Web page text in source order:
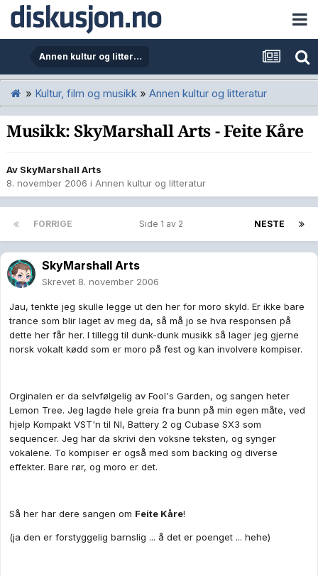
Annen kultur og litteratur
» Kultur, film og musikk » Annen kultur og litteratur
Musikk: SkyMarshall Arts - Feite Kåre
Av SkyMarshall Arts
8. november 2006 i Annen kultur og litteratur
FORRIGE NESTE
Side 1 av 2
SkyMarshall Arts
Skrevet 8. november 2006
Jau, tenkte jeg skulle legge ut den her for moro skyld. Er ikke bare
trance som blir laget av meg da, så må jo se hva responsen på
dette her får her. I tillegg til dunk-dunk musikk så lager jeg gjerne
norsk vokalt kødd som er moro på fest og kan involvere kompiser.
Orginalen er da selvfølgelig av Fool's Garden, og sangen heter
Lemon Tree. Jeg lagde hele greia fra bunn på min egen måte, ved
hjelp Kompakt VST'n til NI, Battery 2 og Cubase SX3 som
sequencer. Jeg har da skrivi den voksne teksten, og synger
vokalene. To kompiser er også med som backing og diverse
effekter. Bare rør, og moro er det.
Så her har dere sangen om Feite Kåre!
(ja den er forstyggelig barnslig ... å det er poenget ... hehe)